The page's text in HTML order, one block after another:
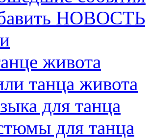
НОВОСТЬ
живота
танца живота
для танца
для танца